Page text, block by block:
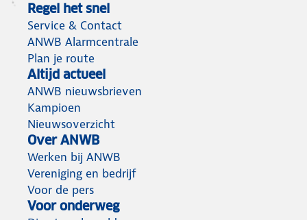
Regel het snel
Service & Contact
ANWB Alarmcentrale
Plan je route
Altijd actueel
ANWB nieuwsbrieven
Kampioen
Nieuwsoverzicht
Over ANWB
Werken bij ANWB
Vereniging en bedrijf
Voor de pers
Voor onderweg